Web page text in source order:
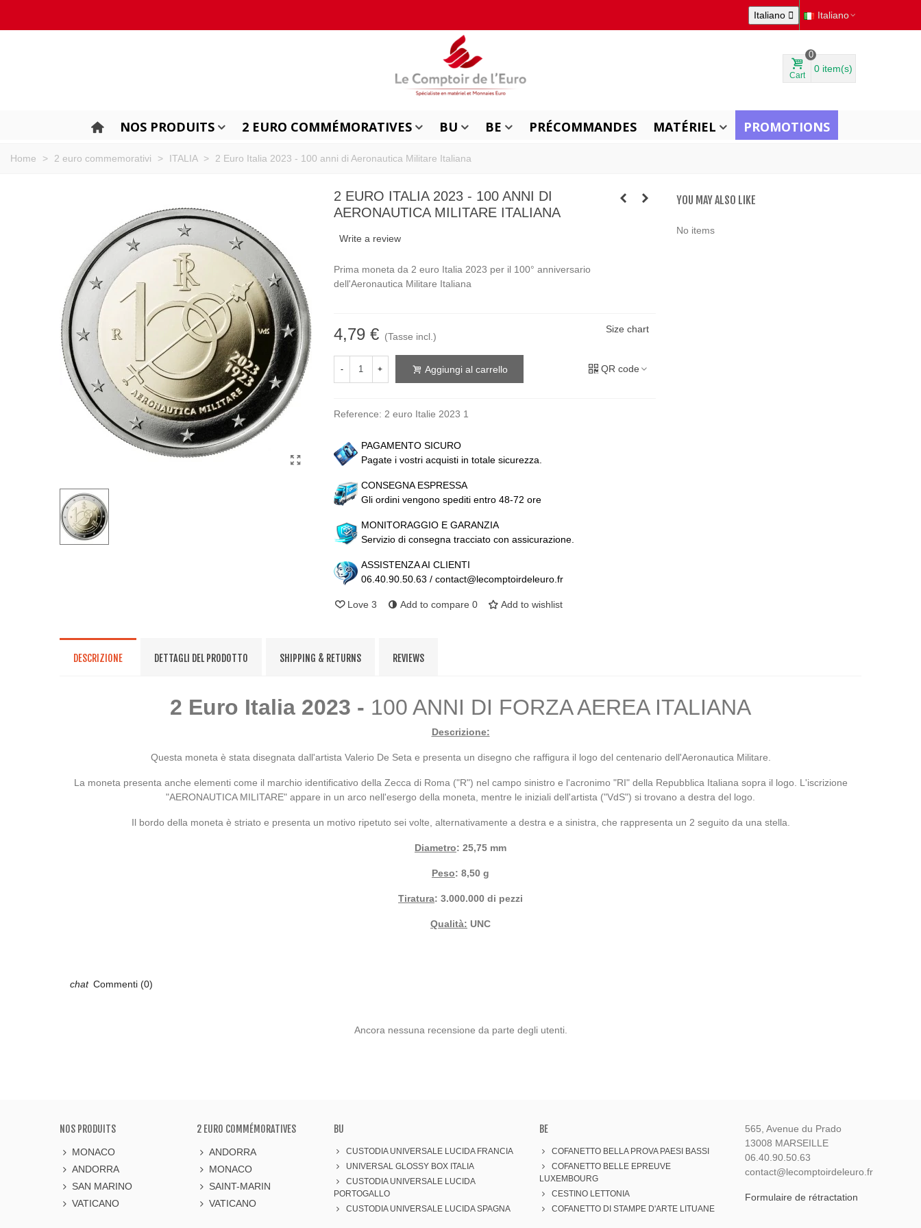
Italiano  Italiano
Cart
0
0 item(s)
NOS PRODUITS 2 EURO COMMÉMORATIVES BU BE PRÉCOMMANDES MATÉRIEL PROMOTIONS
Home > 2 euro commemorativi > ITALIA > 2 Euro Italia 2023 - 100 anni di Aeronautica Militare Italiana
2 EURO ITALIA 2023 - 100 ANNI DI
AERONAUTICA MILITARE ITALIANA
Write a review
Prima moneta da 2 euro Italia 2023 per il 100° anniversario
dell'Aeronautica Militare Italiana
4,79 € (Tasse incl.)
Size chart
- + Aggiungi al carrello QR code
Reference: 2 euro Italie 2023 1
PAGAMENTO SICURO
Pagate i vostri acquisti in totale sicurezza.
CONSEGNA ESPRESSA
Gli ordini vengono spediti entro 48-72 ore
MONITORAGGIO E GARANZIA
Servizio di consegna tracciato con assicurazione.
ASSISTENZA AI CLIENTI
06.40.90.50.63 / contact@lecomptoirdeleuro.fr
Love 3 Add to compare 0 Add to wishlist
YOU MAY ALSO LIKE
No items
DESCRIZIONE DETTAGLI DEL PRODOTTO SHIPPING & RETURNS REVIEWS
2 Euro Italia 2023 - 100 ANNI DI FORZA AEREA ITALIANA
Descrizione:
Questa moneta è stata disegnata dall'artista Valerio De Seta e presenta un disegno che raffigura il logo del centenario dell'Aeronautica Militare.
La moneta presenta anche elementi come il marchio identificativo della Zecca di Roma ("R") nel campo sinistro e l'acronimo "RI" della Repubblica Italiana sopra il logo. L'iscrizione
"AERONAUTICA MILITARE" appare in un arco nell'esergo della moneta, mentre le iniziali dell'artista ("VdS") si trovano a destra del logo.
Il bordo della moneta è striato e presenta un motivo ripetuto sei volte, alternativamente a destra e a sinistra, che rappresenta un 2 seguito da una stella.
Diametro: 25,75 mm
Peso: 8,50 g
Tiratura: 3.000.000 di pezzi
Qualità: UNC
Commenti (0)
Ancora nessuna recensione da parte degli utenti.
NOS PRODUITS
MONACO
ANDORRA
SAN MARINO
VATICANO
2 EURO COMMÉMORATIVES
ANDORRA
MONACO
SAINT-MARIN
VATICANO
BU
CUSTODIA UNIVERSALE LUCIDA FRANCIA
UNIVERSAL GLOSSY BOX ITALIA
CUSTODIA UNIVERSALE LUCIDA
PORTOGALLO
CUSTODIA UNIVERSALE LUCIDA SPAGNA
BE
COFANETTO BELLA PROVA PAESI BASSI
COFANETTO BELLE EPREUVE
LUXEMBOURG
CESTINO LETTONIA
COFANETTO DI STAMPE D'ARTE LITUANE
565, Avenue du Prado
13008 MARSEILLE
06.40.90.50.63
contact@lecomptoirdeleuro.fr
Formulaire de rétractation